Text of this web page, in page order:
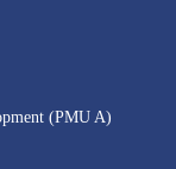
(PMU A)